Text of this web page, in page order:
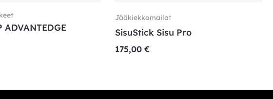
ADVANTEDGE
Jääkiekkomailat
SisuStick Sisu Pro
175,00 €